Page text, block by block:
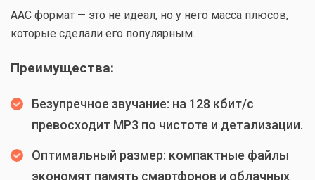
AAC формат — это не идеал, но у него масса плюсов,
которые сделали его популярным.
Преимущества:
Безупречное звучание: на 128 кбит/с
превосходит MP3 по чистоте и детализации.
Оптимальный размер: компактные файлы
экономят память смартфонов и облачных